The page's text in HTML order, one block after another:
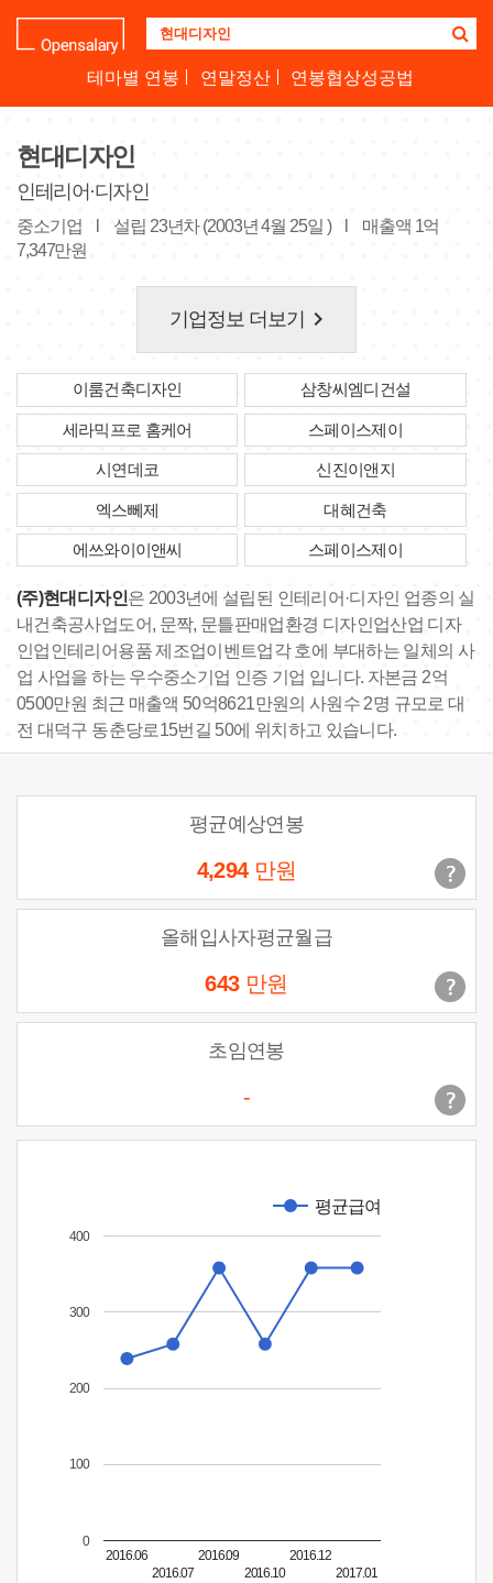
업
명
세
요
테마별 연봉 연말정산 연봉협상성공법
현대디자인
인테리어·디자인
중소기업 설립 23년차 (2003년 4월 25일 )
매출액 1억
7,347만원
기업정보 더보기 keyboard_arrow_right
이룸건축디자인 삼창씨엠디건설
세라믹프로 홈케어 스페이스제이
시연데코 신진이앤지
엑스뻬제 대혜건축
에쓰와이이앤씨 스페이스제이
(주)현대디자인은 2003년에 설립된 인테리어·디자인 업종의 실
내건축공사업도어, 문짝, 문틀판매업환경 디자인업산업 디자
인업인테리어용품 제조업이벤트업각 호에 부대하는 일체의 사
업 사업을 하는 우수중소기업 인증 기업 입니다. 자본금 2억
0500만원 최근 매출액 50억8621만원의 사원수 2명 규모로 대
전 대덕구 동춘당로15번길 50에 위치하고 있습니다.
평균예상연봉
4,294 만원
올해입사자평균월급
643 만원
초임연봉
-
평균급여
2016.06
2016.07
2016.09
2016.10
2016.12
2017.01
0
100
200
300
400